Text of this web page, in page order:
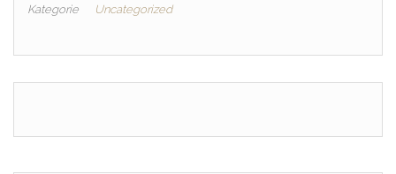
Kategorie Uncategorized